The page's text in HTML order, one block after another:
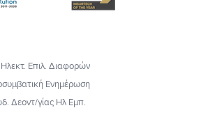
Επιλ. Διαφορών
Ενημέρωση
Δεοντ/γίας Ηλ Εμπ.